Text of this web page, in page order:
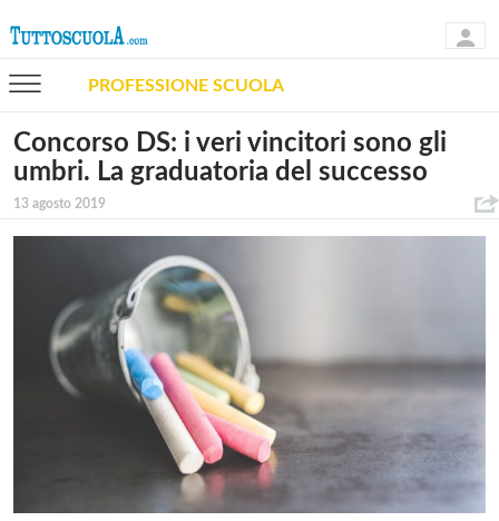
PROFESSIONE SCUOLA
Concorso DS: i veri vincitori sono gli
umbri. La graduatoria del successo
13 agosto 2019